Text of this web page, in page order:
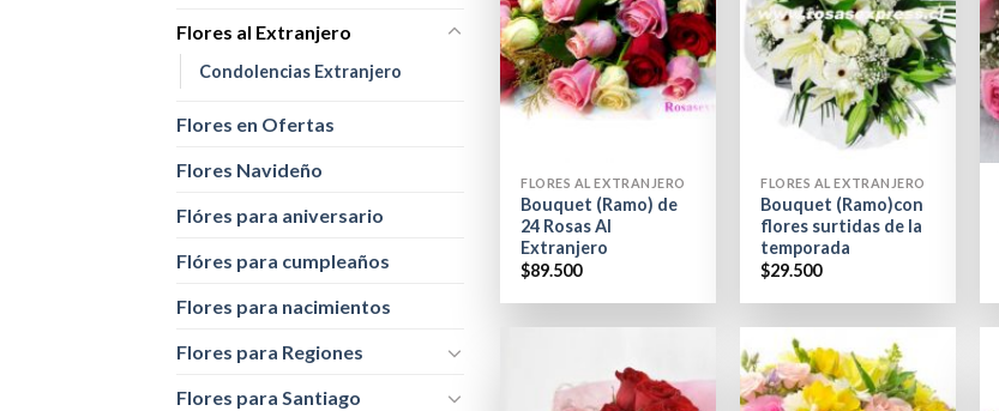
Flores al Extranjero
Condolencias Extranjero
Flores en Ofertas
Flores Navideño
Flóres para aniversario
Flóres para cumpleaños
Flores para nacimientos
Flores para Regiones
Flores para Santiago
FLORES AL EXTRANJERO
Bouquet (Ramo) de
24 Rosas Al
Extranjero
$89.500
FLORES AL EXTRANJERO
Bouquet (Ramo)con
flores surtidas de la
temporada
$29.500